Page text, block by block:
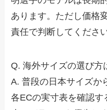
あります。ただし価格
責任で判断してください
Q. 海外サイズの選び方
A. 普段の日本サイズか
各ECの実寸表を確認